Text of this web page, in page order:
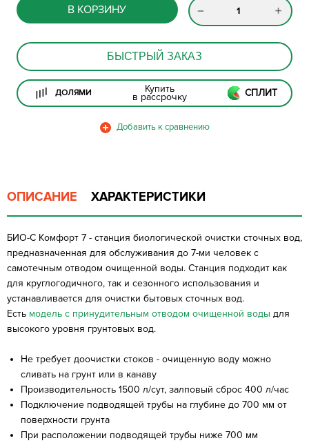
В КОРЗИНУ
БЫСТРЫЙ ЗАКАЗ
ДОЛЯМИ Купить
в рассрочку СПЛИТ
ОПИСАНИЕ ХАРАКТЕРИСТИКИ
БИО-С Комфорт 7 - станция биологической очистки сточных вод,
предназначенная для обслуживания до 7-ми человек с
самотечным отводом очищенной воды. Станция подходит как
для круглогодичного, так и сезонного использования и
устанавливается для очистки бытовых сточных вод.
Есть модель с принудительным отводом очищенной воды для
высокого уровня грунтовых вод.
Не требует доочистки стоков - очищенную воду можно
сливать на грунт или в канаву
Производительность 1500 л/сут, залповый сброс 400 л/час
Подключение подводящей трубы на глубине до 700 мм от
поверхности грунта
При расположении подводящей трубы ниже 700 мм